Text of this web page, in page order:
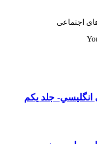
اجتماعی
انگليسي- جلد يكم